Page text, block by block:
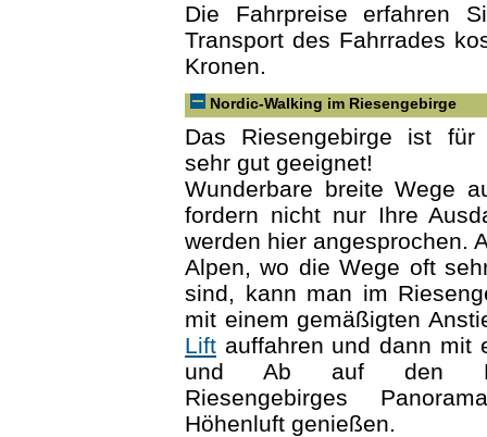
Die Fahrpreise erfahren
Transport des Fahrrades
Kronen.
Nordic-Walking im Riesengebirge
Das Riesengebirge ist für
sehr gut geeignet!
Wunderbare breite Wege
fordern nicht nur Ihre
werden hier angesprochen.
Alpen, wo die Wege oft
sind, kann man im
mit einem gemäßigten
Lift auffahren und dann mit
und Ab auf den
Riesengebirges
Höhenluft genießen.